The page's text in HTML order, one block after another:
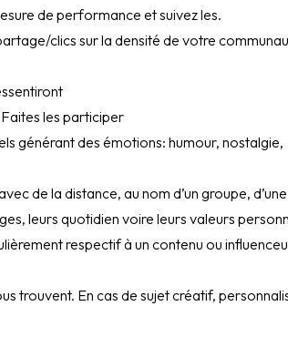
de performance et suivez les.
clics sur la densité de votre
les participer
générant des émotions: humour, nostalgie,
de la distance, au nom d’un groupe,
leurs quotidien voire leurs valeurs
respectif à un contenu ou
trouvent. En cas de sujet créatif,